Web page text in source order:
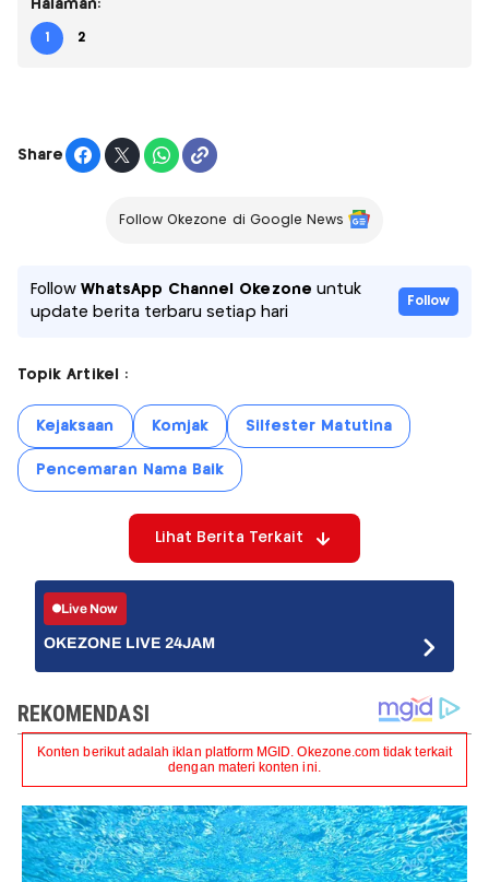
Halaman:
1 2
Share
Follow Okezone di Google News
FollowWhatsApp Channel Okezone untuk
update berita terbaru setiap hari
Follow
Topik Artikel :
Kejaksaan Komjak Silfester Matutina
Pencemaran Nama Baik
Lihat Berita Terkait
Live Now
OKEZONE LIVE 24JAM